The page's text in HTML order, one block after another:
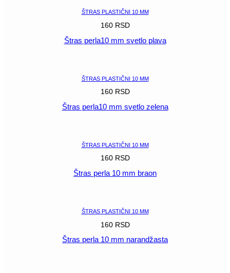
ŠTRAS PLASTIČNI 10 MM
160 RSD
Štras perla10 mm svetlo plava
ŠTRAS PLASTIČNI 10 MM
160 RSD
Štras perla10 mm svetlo zelena
ŠTRAS PLASTIČNI 10 MM
160 RSD
Štras perla 10 mm braon
ŠTRAS PLASTIČNI 10 MM
160 RSD
Štras perla 10 mm narandžasta